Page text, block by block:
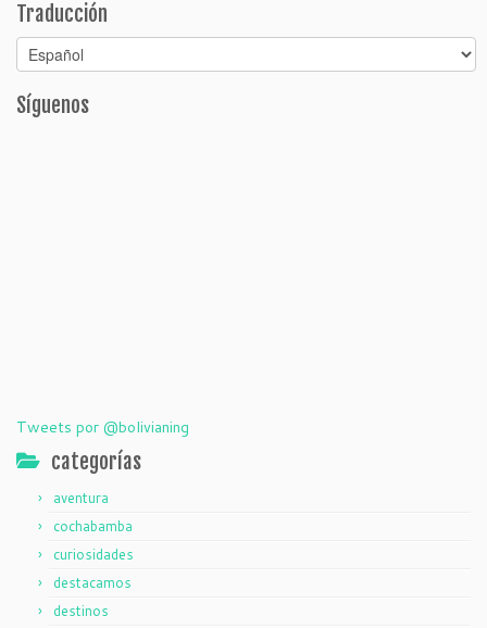
Traducción
Síguenos
Tweets por @bolivianing
categorías
aventura
cochabamba
curiosidades
destacamos
destinos